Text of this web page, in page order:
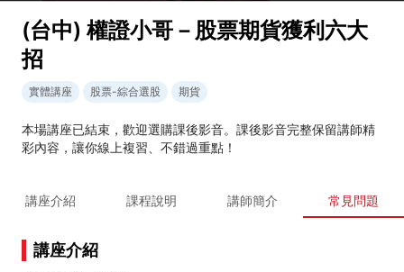
(台中) 權證小哥－股票期貨獲利六大
招
實體講座 股票-綜合選股 期貨
本場講座已結束，歡迎選購課後影音。課後影音完整保留講師精
彩內容，讓你線上複習、不錯過重點！
講座介紹 課程說明 講師簡介 常見問題
講座介紹